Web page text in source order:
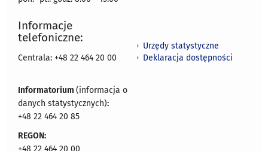
Informacje
telefoniczne:
Centrala: +48 22 464 20 00
Informatorium (informacja o
danych statystycznych):
+48 22 464 20 85
REGON:
Urzędy statystyczne
Deklaracja dostępności